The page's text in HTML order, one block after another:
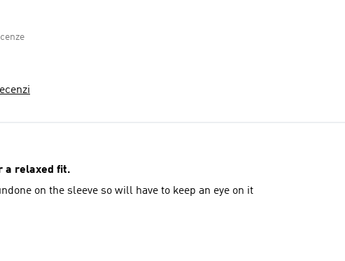
a relaxed fit.
on the sleeve so will have to keep an eye on it